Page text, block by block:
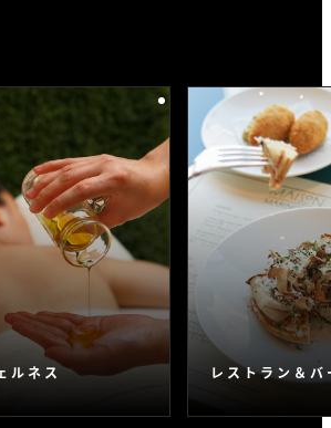
ルネス レストラン＆バ